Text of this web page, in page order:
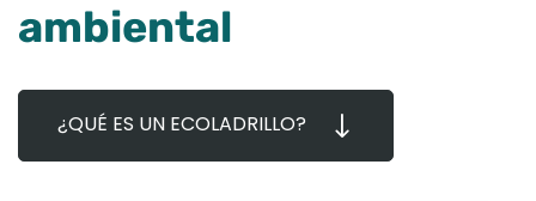
ambiental
¿QUÉ ES UN ECOLADRILLO?